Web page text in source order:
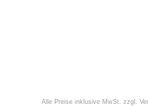
Alle Preise inklusive MwSt. zzgl.